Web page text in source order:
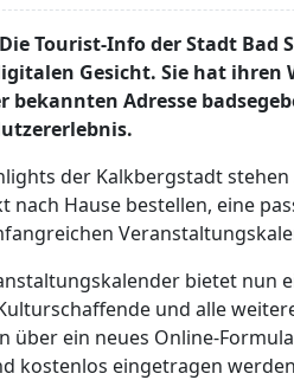
Tourist-Info der Stadt
Gesicht. Sie hat
bekannten Adresse
der Kalkbergstadt
nach Hause bestellen, eine
bietet nun
und alle
über ein neues Online-
kostenlos eingetragen